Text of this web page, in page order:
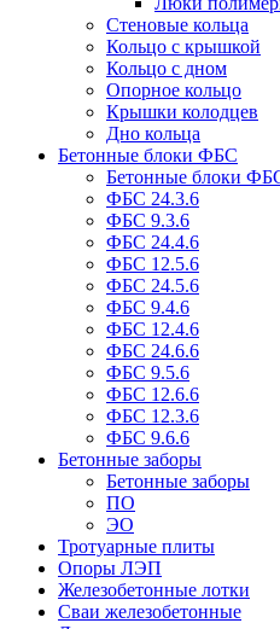
Стеновые кольца
Кольцо с крышкой
Кольцо с дном
Опорное кольцо
Крышки колодцев
Дно кольца
Бетонные блоки ФБС
Бетонные блоки
ФБС 24.3.6
ФБС 9.3.6
ФБС 24.4.6
ФБС 12.5.6
ФБС 24.5.6
ФБС 9.4.6
ФБС 12.4.6
ФБС 24.6.6
ФБС 9.5.6
ФБС 12.6.6
ФБС 12.3.6
ФБС 9.6.6
Бетонные заборы
Бетонные заборы
ПО
ЭО
Тротуарные плиты
Опоры ЛЭП
Железобетонные лотки
Сваи железобетонные